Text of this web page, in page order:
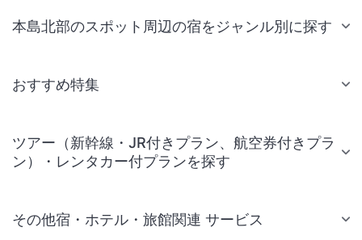
本島北部のスポット周辺の宿をジャンル別に探す
おすすめ特集
ツアー（新幹線・JR付きプラン、航空券付きプラ
ン）・レンタカー付プランを探す
その他宿・ホテル・旅館関連 サービス